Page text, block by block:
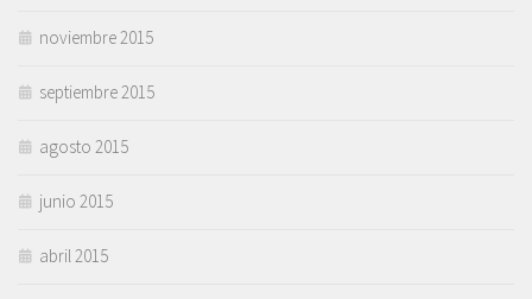
noviembre 2015
septiembre 2015
agosto 2015
junio 2015
abril 2015